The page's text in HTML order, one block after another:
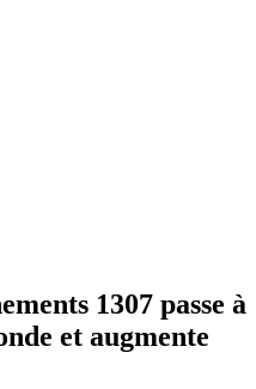
1307 passe à
et augmente